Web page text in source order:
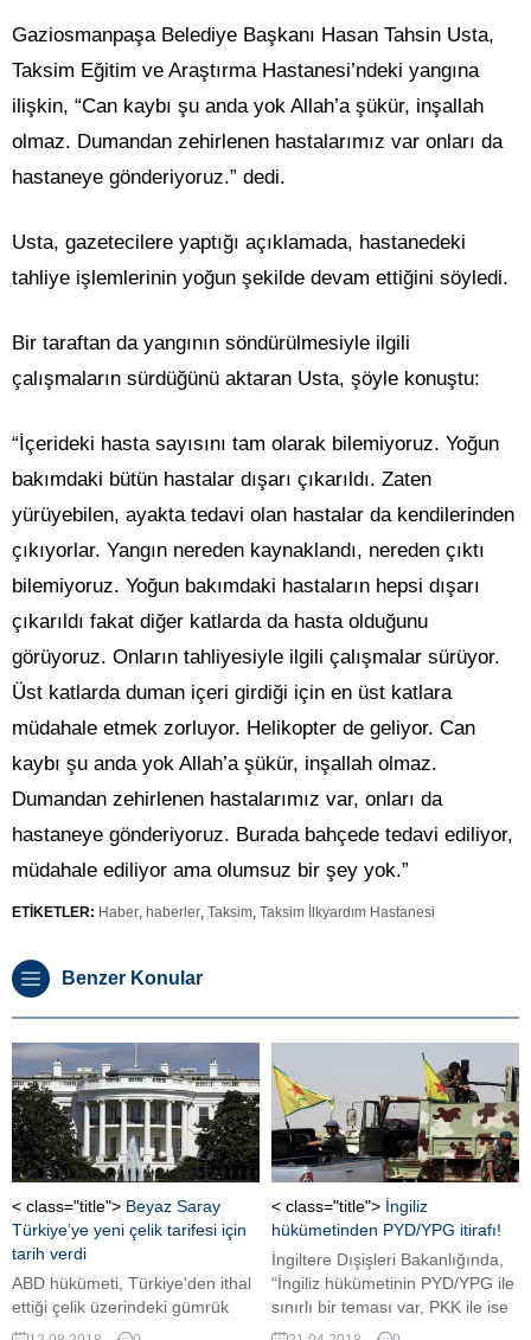
Gaziosmanpaşa Belediye Başkanı Hasan Tahsin Usta,
Taksim Eğitim ve Araştırma Hastanesi’ndeki yangına
ilişkin, “Can kaybı şu anda yok Allah’a şükür, inşallah
olmaz. Dumandan zehirlenen hastalarımız var onları da
hastaneye gönderiyoruz.” dedi.
Usta, gazetecilere yaptığı açıklamada, hastanedeki
tahliye işlemlerinin yoğun şekilde devam ettiğini söyledi.
Bir taraftan da yangının söndürülmesiyle ilgili
çalışmaların sürdüğünü aktaran Usta, şöyle konuştu:
“İçerideki hasta sayısını tam olarak bilemiyoruz. Yoğun
bakımdaki bütün hastalar dışarı çıkarıldı. Zaten
yürüyebilen, ayakta tedavi olan hastalar da kendilerinden
çıkıyorlar. Yangın nereden kaynaklandı, nereden çıktı
bilemiyoruz. Yoğun bakımdaki hastaların hepsi dışarı
çıkarıldı fakat diğer katlarda da hasta olduğunu
görüyoruz. Onların tahliyesiyle ilgili çalışmalar sürüyor.
Üst katlarda duman içeri girdiği için en üst katlara
müdahale etmek zorluyor. Helikopter de geliyor. Can
kaybı şu anda yok Allah’a şükür, inşallah olmaz.
Dumandan zehirlenen hastalarımız var, onları da
hastaneye gönderiyoruz. Burada bahçede tedavi ediliyor,
müdahale ediliyor ama olumsuz bir şey yok.”
ETİKETLER: Haber, haberler, Taksim, Taksim İlkyardım Hastanesi
Benzer Konular
< class="title"> Beyaz Saray
Türkiye’ye yeni çelik tarifesi için
tarih verdi
ABD hükümeti, Türkiye'den ithal
ettiği çelik üzerindeki gümrük
tarifesi oranını iki katına
< class="title"> İngiliz
hükümetinden PYD/YPG itirafı!
İngiltere Dışişleri Bakanlığında,
“İngiliz hükümetinin PYD/YPG ile
sınırlı bir teması var, PKK ile ise
hiçbir teması yok.” denildi